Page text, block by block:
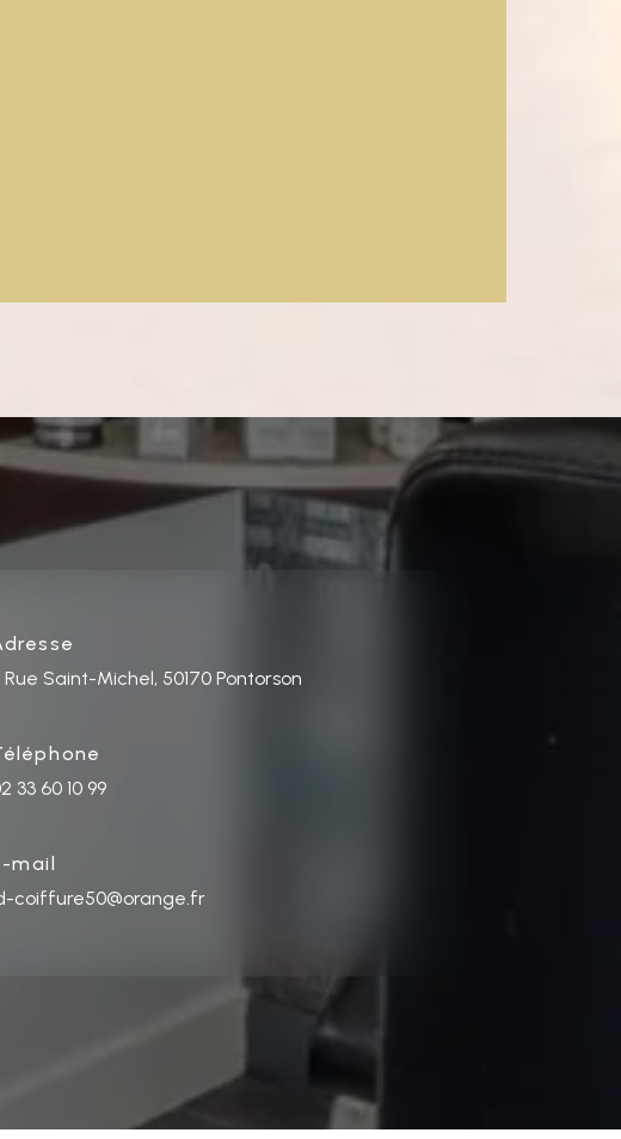
Rue Saint-Michel, 50170 Pontorson
33 60 10 99
mail
coiffure50@orange.fr